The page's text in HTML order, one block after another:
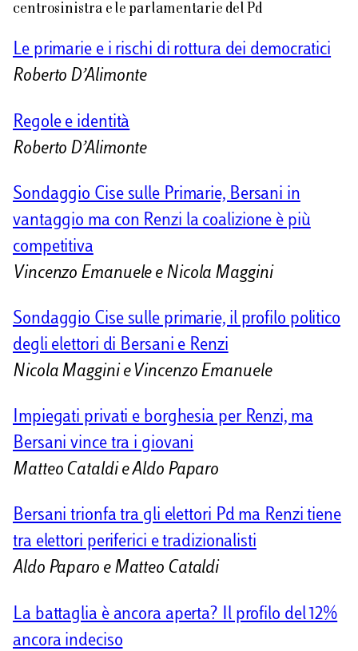
centrosinistra e le parlamentarie del Pd
Le primarie e i rischi di rottura dei democratici
Roberto D’Alimonte
Regole e identità
Roberto D’Alimonte
Sondaggio Cise sulle Primarie, Bersani in
vantaggio ma con Renzi la coalizione è più
competitiva
Vincenzo Emanuele e Nicola Maggini
Sondaggio Cise sulle primarie, il profilo politico
degli elettori di Bersani e Renzi
Nicola Maggini e Vincenzo Emanuele
Impiegati privati e borghesia per Renzi, ma
Bersani vince tra i giovani
Matteo Cataldi e Aldo Paparo
Bersani trionfa tra gli elettori Pd ma Renzi tiene
tra elettori periferici e tradizionalisti
Aldo Paparo e Matteo Cataldi
La battaglia è ancora aperta? Il profilo del 12%
ancora indeciso